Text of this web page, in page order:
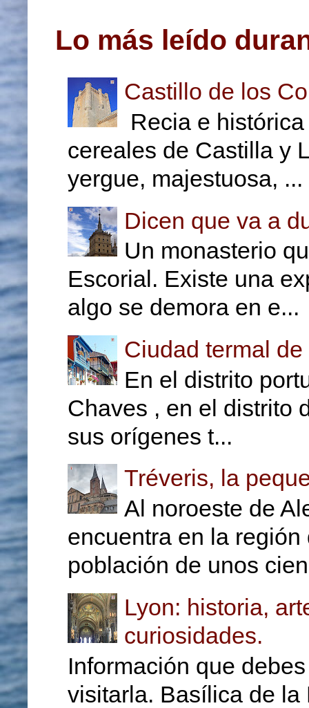
Lo más leído
Castillo de los
Recia e
cereales de Castilla y
yergue, majestuosa, ...
Dicen que va a
Un monasterio
Escorial. Existe una
algo se demora en e...
Ciudad termal
En el distrito
Chaves , en el distrito
sus orígenes t...
Tréveris, la
Al noroeste de
encuentra en la
población de unos
Lyon: historia,
curiosidades.
Información que
visitarla. Basílica de la